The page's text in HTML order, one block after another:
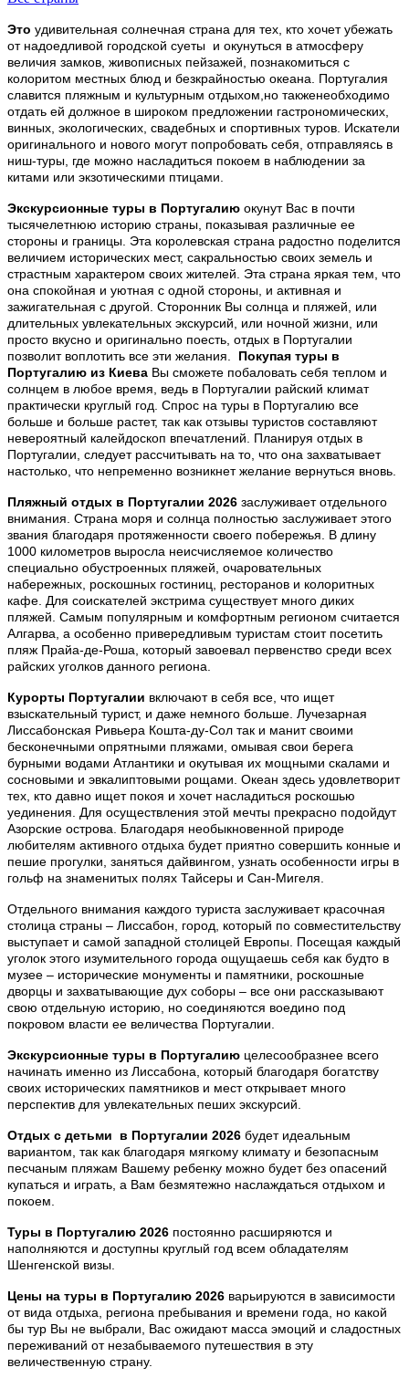
Это удивительная солнечная страна для тех, кто хочет убежать
от надоедливой городской суеты и окунуться в атмосферу
величия замков, живописных пейзажей, познакомиться с
колоритом местных блюд и безкрайностью океана. Португалия
славится пляжным и культурным отдыхом,но такженеобходимо
отдать ей должное в широком предложении гастрономических,
винных, экологических, свадебных и спортивных туров. Искатели
оригинального и нового могут попробовать себя, отправляясь в
ниш-туры, где можно насладиться покоем в наблюдении за
китами или экзотическими птицами.
Экскурсионные туры в Португалию окунут Вас в почти
тысячелетнюю историю страны, показывая различные ее
стороны и границы. Эта королевская страна радостно поделится
величием исторических мест, сакральностью своих земель и
страстным характером своих жителей. Эта страна яркая тем, что
она спокойная и уютная с одной стороны, и активная и
зажигательная с другой. Сторонник Вы солнца и пляжей, или
длительных увлекательных экскурсий, или ночной жизни, или
просто вкусно и оригинально поесть, отдых в Португалии
позволит воплотить все эти желания. Покупая туры в
Португалию из Киева Вы сможете побаловать себя теплом и
солнцем в любое время, ведь в Португалии райский климат
практически круглый год. Спрос на туры в Португалию все
больше и больше растет, так как отзывы туристов составляют
невероятный калейдоскоп впечатлений. Планируя отдых в
Португалии, следует рассчитывать на то, что она захватывает
настолько, что непременно возникнет желание вернуться вновь.
Пляжный отдых в Португалии 2026 заслуживает отдельного
внимания. Страна моря и солнца полностью заслуживает этого
звания благодаря протяженности своего побережья. В длину
1000 километров выросла неисчисляемое количество
специально обустроенных пляжей, очаровательных
набережных, роскошных гостиниц, ресторанов и колоритных
кафе. Для соискателей экстрима существует много диких
пляжей. Самым популярным и комфортным регионом считается
Алгарва, а особенно привередливым туристам стоит посетить
пляж Прайа-де-Роша, который завоевал первенство среди всех
райских уголков данного региона.
Курорты Португалии включают в себя все, что ищет
взыскательный турист, и даже немного больше. Лучезарная
Лиссабонская Ривьера Кошта-ду-Сол так и манит своими
бесконечными опрятными пляжами, омывая свои берега
бурными водами Атлантики и окутывая их мощными скалами и
сосновыми и эвкалиптовыми рощами. Океан здесь удовлетворит
тех, кто давно ищет покоя и хочет насладиться роскошью
уединения. Для осуществления этой мечты прекрасно подойдут
Азорские острова. Благодаря необыкновенной природе
любителям активного отдыха будет приятно совершить конные и
пешие прогулки, заняться дайвингом, узнать особенности игры в
гольф на знаменитых полях Тайсеры и Сан-Мигеля.
Отдельного внимания каждого туриста заслуживает красочная
столица страны – Лиссабон, город, который по совместительству
выступает и самой западной столицей Европы. Посещая каждый
уголок этого изумительного города ощущаешь себя как будто в
музее – исторические монументы и памятники, роскошные
дворцы и захватывающие дух соборы – все они рассказывают
свою отдельную историю, но соединяются воедино под
покровом власти ее величества Португалии.
Экскурсионные туры в Португалию целесообразнее всего
начинать именно из Лиссабона, который благодаря богатству
своих исторических памятников и мест открывает много
перспектив для увлекательных пеших экскурсий.
Отдых с детьми в Португалии 2026 будет идеальным
вариантом, так как благодаря мягкому климату и безопасным
песчаным пляжам Вашему ребенку можно будет без опасений
купаться и играть, а Вам безмятежно наслаждаться отдыхом и
покоем.
Туры в Португалию 2026 постоянно расширяются и
наполняются и доступны круглый год всем обладателям
Шенгенской визы.
Цены на туры в Португалию 2026 варьируются в зависимости
от вида отдыха, региона пребывания и времени года, но какой
бы тур Вы не выбрали, Вас ожидают масса эмоций и сладостных
переживаний от незабываемого путешествия в эту
величественную страну.